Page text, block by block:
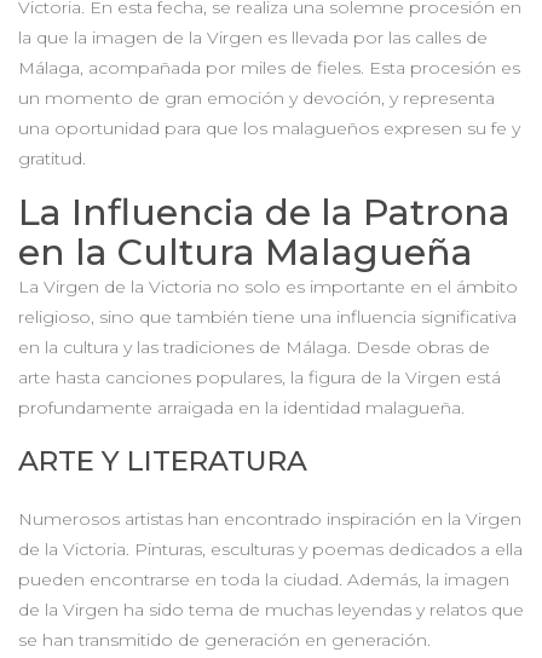
Victoria. En esta fecha, se realiza una solemne procesión en
la que la imagen de la Virgen es llevada por las calles de
Málaga, acompañada por miles de fieles. Esta procesión es
un momento de gran emoción y devoción, y representa
una oportunidad para que los malagueños expresen su fe y
gratitud.
La Influencia de la Patrona
en la Cultura Malagueña
La Virgen de la Victoria no solo es importante en el ámbito
religioso, sino que también tiene una influencia significativa
en la cultura y las tradiciones de Málaga. Desde obras de
arte hasta canciones populares, la figura de la Virgen está
profundamente arraigada en la identidad malagueña.
ARTE Y LITERATURA
Numerosos artistas han encontrado inspiración en la Virgen
de la Victoria. Pinturas, esculturas y poemas dedicados a ella
pueden encontrarse en toda la ciudad. Además, la imagen
de la Virgen ha sido tema de muchas leyendas y relatos que
se han transmitido de generación en generación.